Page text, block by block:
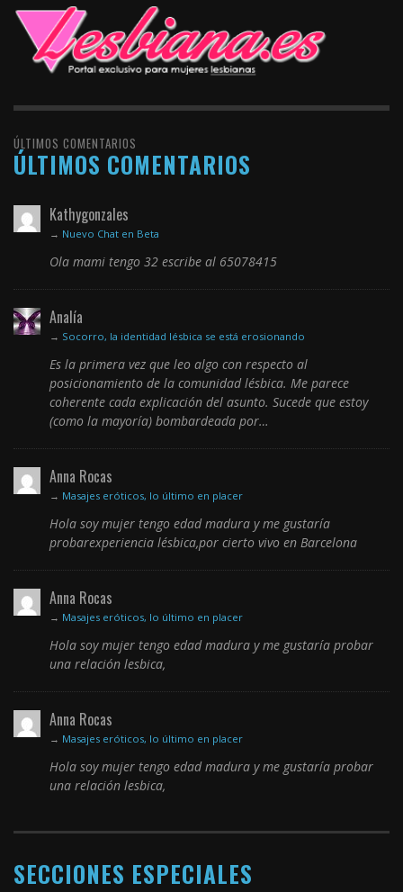
ÚLTIMOS COMENTARIOS
ÚLTIMOS COMENTARIOS
Kathygonzales
→ Nuevo Chat en Beta
Ola mami tengo 32 escribe al 65078415
Analía
→ Socorro, la identidad lésbica se está erosionando
Es la primera vez que leo algo con respecto al
posicionamiento de la comunidad lésbica. Me parece
coherente cada explicación del asunto. Sucede que estoy
(como la mayoría) bombardeada por…
Anna Rocas
→ Masajes eróticos, lo último en placer
Hola soy mujer tengo edad madura y me gustaría
probarexperiencia lésbica,por cierto vivo en Barcelona
Anna Rocas
→ Masajes eróticos, lo último en placer
Hola soy mujer tengo edad madura y me gustaría probar
una relación lesbica,
Anna Rocas
→ Masajes eróticos, lo último en placer
Hola soy mujer tengo edad madura y me gustaría probar
una relación lesbica,
SECCIONES ESPECIALES